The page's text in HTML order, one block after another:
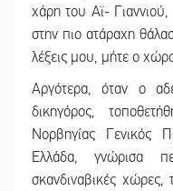
χάρη του Αϊ-
στην πιο ατάραχη
λέξεις μου, μήτε ο
Αργότερα, όταν ο
δικηγόρος,
Νορβηγίας Γενικός
Ελλάδα, γνώρισα
σκανδιναβικές χώρες,